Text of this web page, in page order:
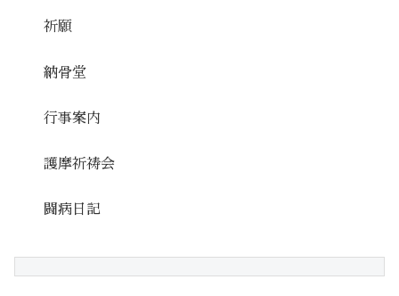
祈願
納骨堂
行事案内
護摩祈祷会
闘病日記